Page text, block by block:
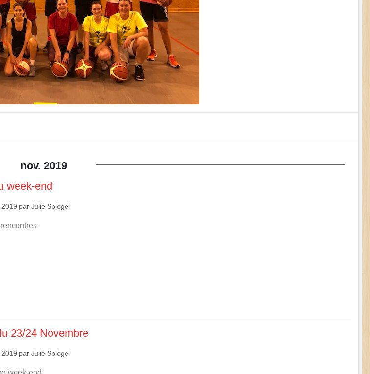
nov. 2019
week-end
2019 parJulie Spiegel
23/24 Novembre
2019 parJulie Spiegel